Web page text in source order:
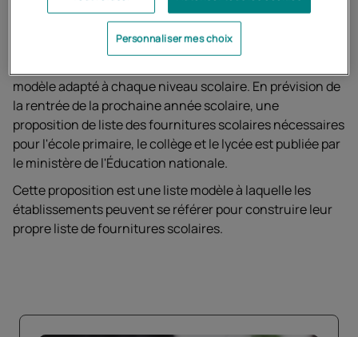
Pour les élèves inscrits au Cned, vous pouvez vous
la liste de fournitures recommandées par le
modèle adapté à chaque niveau scolaire. En prévision de
la rentrée de la prochaine année scolaire, une
proposition de liste des fournitures scolaires nécessaires
pour l'école primaire, le collège et le lycée est publiée par
le ministère de l'Éducation nationale.
Cette proposition est une liste modèle à laquelle les
établissements peuvent se référer pour construire leur
propre liste de fournitures scolaires.
Personnaliser mes choix